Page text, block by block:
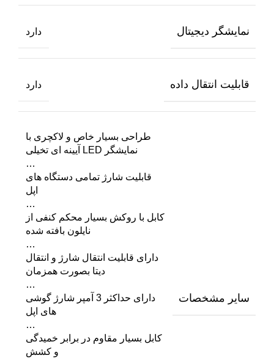
نمایشگر دیجیتال دارد
قابلیت انتقال داده دارد
سایر مشخصات
طراحی بسیار خاص و لاکچری با
نمایشگر LED آیینه ای تخیلی
…
قابلیت شارژ تمامی دستگاه های
اپل
…
کابل با روکش بسیار محکم کنفی از
نایلون بافته شده
…
دارای قابلیت انتقال شارژ و انتقال
دیتا بصورت همزمان
…
دارای حداکثر 3 آمپر شارژ گوشی
های اپل
…
کابل بسیار مقاوم در برابر خمیدگی
و کشش